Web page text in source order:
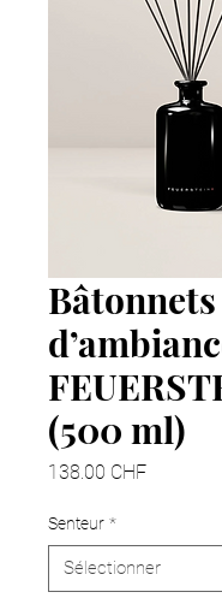
Bâtonnets
(500 ml)
138.00 CHFPrix
Senteur *